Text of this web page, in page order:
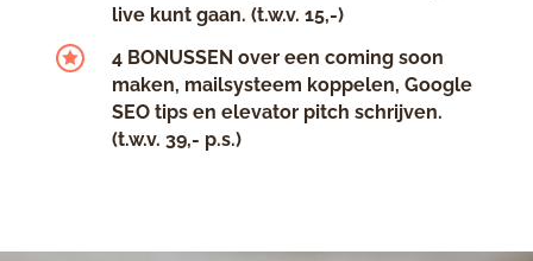
live kunt gaan. (t.w.v. 15,-)

4 BONUSSEN over een coming soon
maken, mailsysteem koppelen, Google
SEO tips en elevator pitch schrijven.
(t.w.v. 39,- p.s.)